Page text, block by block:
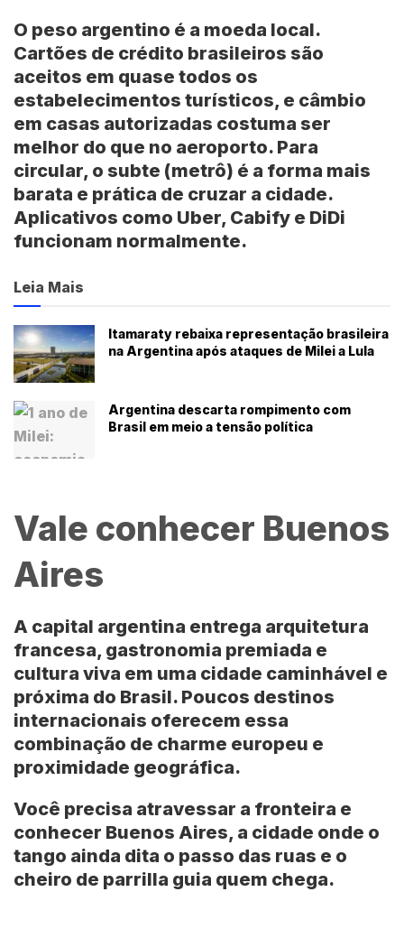
O peso argentino é a moeda local.
Cartões de crédito brasileiros são
aceitos em quase todos os
estabelecimentos turísticos, e câmbio
em casas autorizadas costuma ser
melhor do que no aeroporto. Para
circular, o subte (metrô) é a forma mais
barata e prática de cruzar a cidade.
Aplicativos como Uber, Cabify e DiDi
funcionam normalmente.
Leia Mais
Itamaraty rebaixa representação brasileira
na Argentina após ataques de Milei a Lula
Argentina descarta rompimento com
Brasil em meio a tensão política
Vale conhecer Buenos
Aires
A capital argentina entrega arquitetura
francesa, gastronomia premiada e
cultura viva em uma cidade caminhável e
próxima do Brasil. Poucos destinos
internacionais oferecem essa
combinação de charme europeu e
proximidade geográfica.
Você precisa atravessar a fronteira e
conhecer Buenos Aires, a cidade onde o
tango ainda dita o passo das ruas e o
cheiro de parrilla guia quem chega.